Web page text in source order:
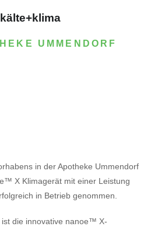
UMMENDORF
in der Apotheke Ummendorf
X Klimagerät mit einer Leistung
in Betrieb genommen.
die innovative nanoe™ X-